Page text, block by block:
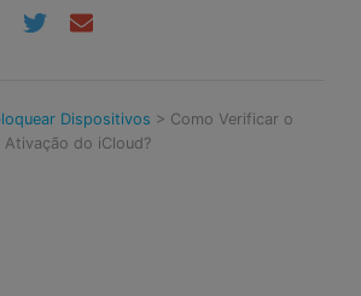
Dispositivos > Como Verificar o
do iCloud?